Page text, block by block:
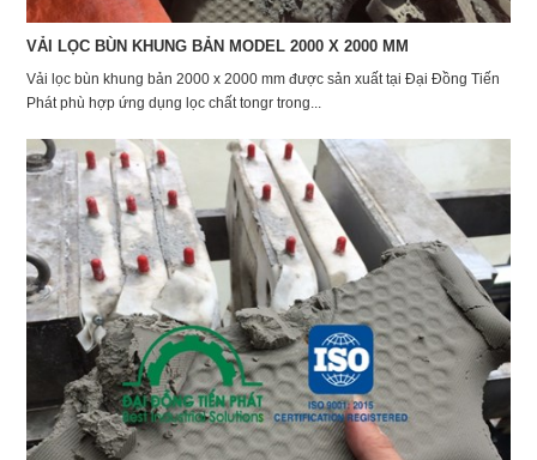
VẢI LỌC BÙN KHUNG BẢN MODEL 2000 X 2000 MM
Vải lọc bùn khung bản 2000 x 2000 mm được sản xuất tại Đại Đồng Tiến
Phát phù hợp ứng dụng lọc chất tongr trong...